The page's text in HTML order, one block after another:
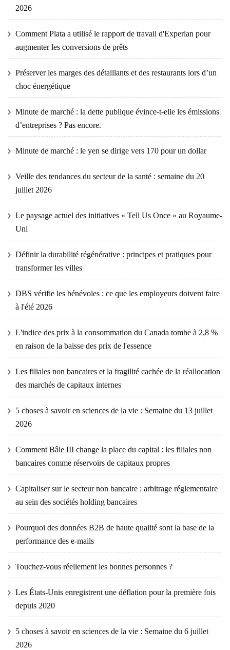
2026
Comment Plata a utilisé le rapport de travail d'Experian pour
augmenter les conversions de prêts
Préserver les marges des détaillants et des restaurants lors d’un
choc énergétique
Minute de marché : la dette publique évince-t-elle les émissions
d’entreprises ? Pas encore.
Minute de marché : le yen se dirige vers 170 pour un dollar
Veille des tendances du secteur de la santé : semaine du 20
juillet 2026
Le paysage actuel des initiatives « Tell Us Once » au Royaume-
Uni
Définir la durabilité régénérative : principes et pratiques pour
transformer les villes
DBS vérifie les bénévoles : ce que les employeurs doivent faire
à l'été 2026
L'indice des prix à la consommation du Canada tombe à 2,8 %
en raison de la baisse des prix de l'essence
Les filiales non bancaires et la fragilité cachée de la réallocation
des marchés de capitaux internes
5 choses à savoir en sciences de la vie : Semaine du 13 juillet
2026
Comment Bâle III change la place du capital : les filiales non
bancaires comme réservoirs de capitaux propres
Capitaliser sur le secteur non bancaire : arbitrage réglementaire
au sein des sociétés holding bancaires
Pourquoi des données B2B de haute qualité sont la base de la
performance des e-mails
Touchez-vous réellement les bonnes personnes ?
Les États-Unis enregistrent une déflation pour la première fois
depuis 2020
5 choses à savoir en sciences de la vie : Semaine du 6 juillet
2026